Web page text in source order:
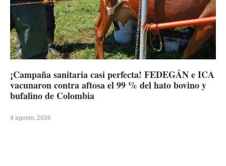
¡Campaña sanitaria casi perfecta! FEDEGÁN e ICA
vacunaron contra aftosa el 99 % del hato bovino y
bufalino de Colombia
4 agosto, 2026